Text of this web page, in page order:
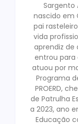
Sargento
nascido em
pai
vida
aprendiz de
entrou para
atuou por
Programa
PROERD,
de Patrulha
a 2023, ano
Educação